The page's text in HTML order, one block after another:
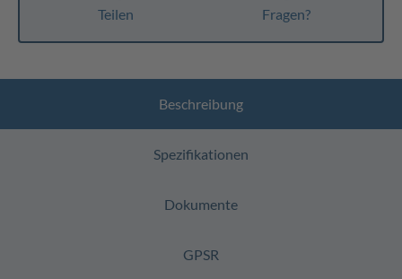
Teilen Fragen?
Beschreibung
Spezifikationen
Dokumente
GPSR